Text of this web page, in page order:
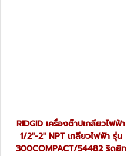
RIDGID เครื่องต๊าปเกลียวไฟฟ้า
1/2"-2" NPT เกลียวไฟฟ้า รุ่น
300COMPACT/54482 ริดยิท